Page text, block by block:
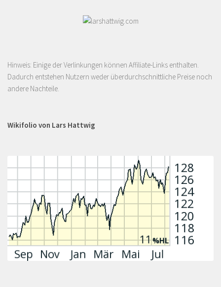
Hinweis: Einige der Verlinkungen können Affiliate-Links enthalten.
Dadurch entstehen Nutzern weder überdurchschnittliche Preise noch
andere Nachteile.
Wikifolio von Lars Hattwig